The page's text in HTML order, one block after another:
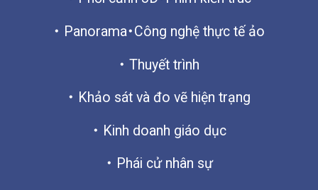
Panorama・Công nghệ thực tế ảo
Thuyết trình
Khảo sát và đo vẽ hiện trạng
Kinh doanh giáo dục
Phái cử nhân sự